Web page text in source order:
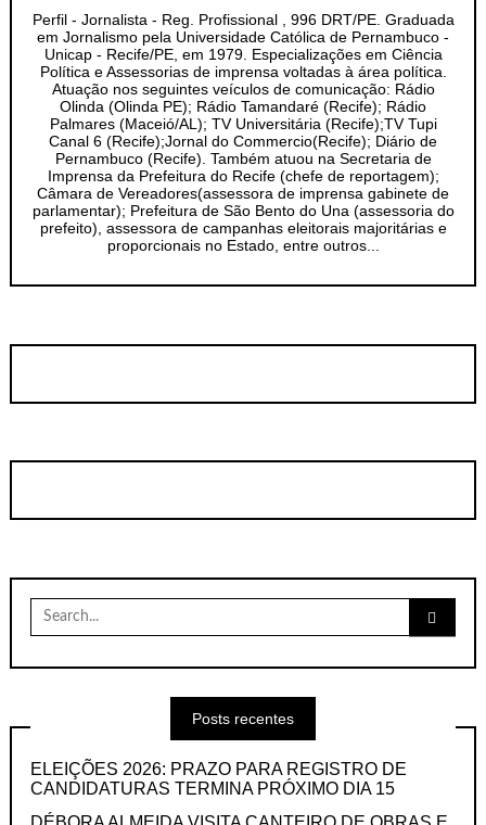
Perfil - Jornalista - Reg. Profissional , 996 DRT/PE. Graduada
em Jornalismo pela Universidade Católica de Pernambuco -
Unicap - Recife/PE, em 1979. Especializações em Ciência
Política e Assessorias de imprensa voltadas à área política.
Atuação nos seguintes veículos de comunicação: Rádio
Olinda (Olinda PE); Rádio Tamandaré (Recife); Rádio
Palmares (Maceió/AL); TV Universitária (Recife);TV Tupi
Canal 6 (Recife);Jornal do Commercio(Recife); Diário de
Pernambuco (Recife). Também atuou na Secretaria de
Imprensa da Prefeitura do Recife (chefe de reportagem);
Câmara de Vereadores(assessora de imprensa gabinete de
parlamentar); Prefeitura de São Bento do Una (assessoria do
prefeito), assessora de campanhas eleitorais majoritárias e
proporcionais no Estado, entre outros...
Search
for:
Posts recentes
ELEIÇÕES 2026: PRAZO PARA REGISTRO DE
CANDIDATURAS TERMINA PRÓXIMO DIA 15